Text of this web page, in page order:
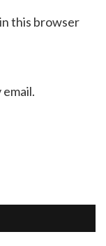
this browser